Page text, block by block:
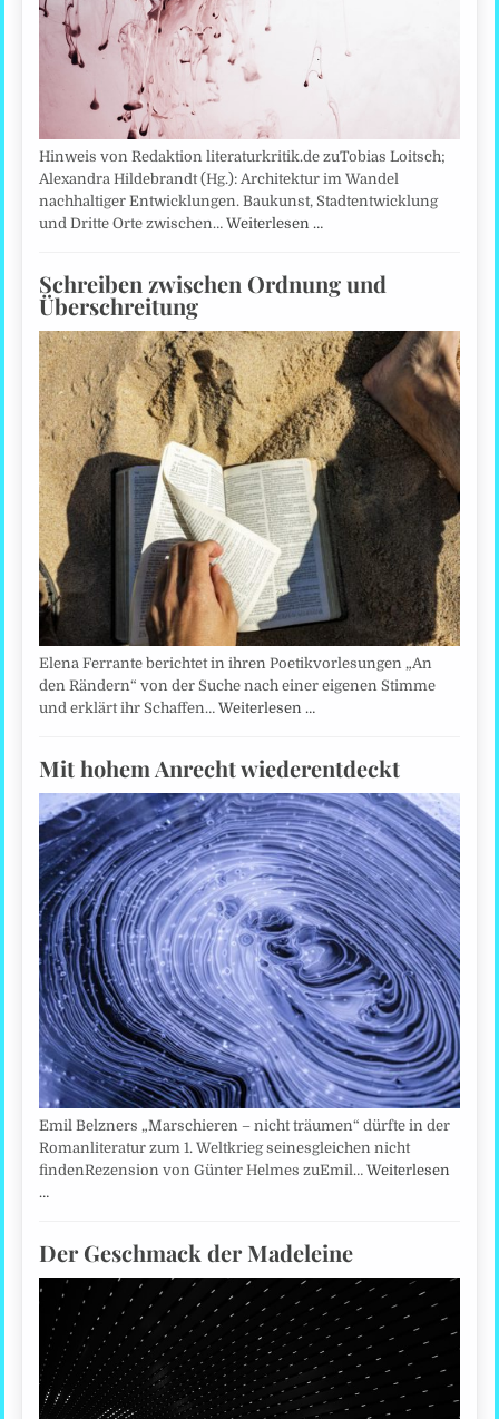
Hinweis von Redaktion literaturkritik.de zuTobias Loitsch;
Alexandra Hildebrandt (Hg.): Architektur im Wandel
nachhaltiger Entwicklungen. Baukunst, Stadtentwicklung
und Dritte Orte zwischen…Weiterlesen …
Schreiben zwischen Ordnung und
Überschreitung
Elena Ferrante berichtet in ihren Poetikvorlesungen „An
den Rändern“ von der Suche nach einer eigenen Stimme
und erklärt ihr Schaffen…Weiterlesen …
Mit hohem Anrecht wiederentdeckt
Emil Belzners „Marschieren – nicht träumen“ dürfte in der
Romanliteratur zum 1. Weltkrieg seinesgleichen nicht
findenRezension von Günter Helmes zuEmil…Weiterlesen
…
Der Geschmack der Madeleine